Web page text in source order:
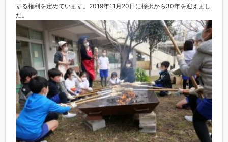
する権利を定めています。2019年11月20日に採択から30年を迎えまし
た。